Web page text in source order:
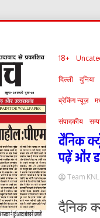
18+
दिल्ली दुनिया
ब्रेकिंग न्यूज़
संपादकीय
दैनिक
पढ़ें और
Team
दैनिक